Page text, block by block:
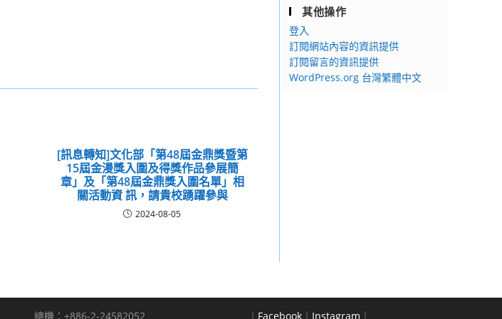
[訊息轉知]文化部「第48屆金鼎獎暨第
15屆金漫獎入圍及得獎作品參展簡
章」及「第48屆金鼎獎入圍名單」相
關活動資 訊，請貴校踴躍參與
2024-08-05
其他操作
登入
訂閱網站內容的資訊提供
訂閱留言的資訊提供
WordPress.org 台灣繁體中文
總機：+886-2-24582052 ｜ Facebook ｜ Instagram ｜